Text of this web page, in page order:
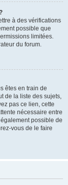
à des vérifications
possible que
limitées.
du forum.
êtes en train de
de la liste des sujets,
pas ce lien, cette
nécessaire entre
possible de
vous de le faire